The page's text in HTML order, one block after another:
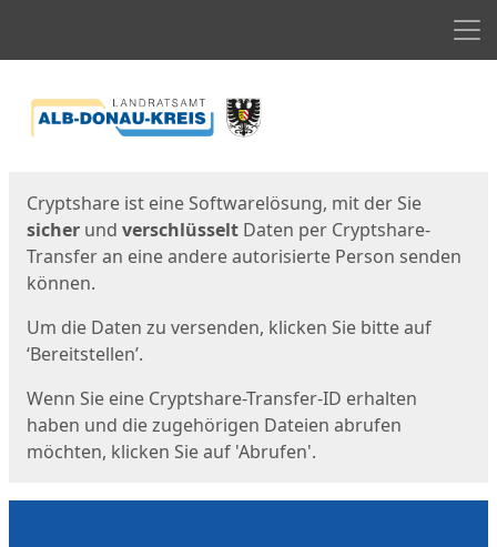
Cryptshare ist eine Softwarelösung, mit der Sie
sicher und verschlüsselt Daten per Cryptshare-
Transfer an eine andere autorisierte Person senden
können.
Um die Daten zu versenden, klicken Sie bitte auf
‘Bereitstellen’.
Wenn Sie eine Cryptshare-Transfer-ID erhalten
haben und die zugehörigen Dateien abrufen
möchten, klicken Sie auf 'Abrufen'.